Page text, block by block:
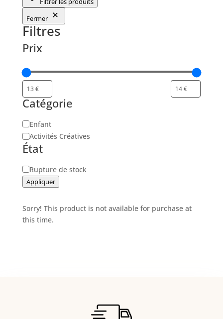
Fermer
Filtres
Prix
Catégorie
Catégorie
Enfant
Activités Créatives
État
Disponibilité
Rupture de stock
Appliquer
Sorry! This product is not available for purchase at
this time.